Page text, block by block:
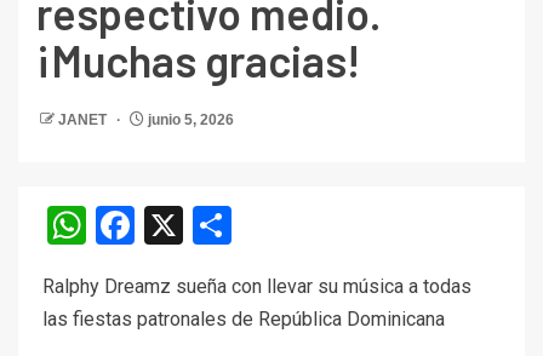
respectivo medio.
¡Muchas gracias!
JANET junio 5, 2026
WhatsApp
Facebook
X
Ralphy Dreamz sueña con llevar su música a todas
las fiestas patronales de República Dominicana